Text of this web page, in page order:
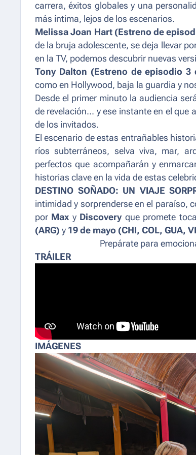
carrera, éxitos globales y una
más íntima, lejos de los escenarios.
Melissa Joan Hart (Estreno de
de la bruja adolescente, se deja llevar
en la TV, podemos descubrir nuevas
Tony Dalton (Estreno de episodio 3
como en Hollywood, baja la guardia y
Desde el primer minuto la audiencia
de revelación... y ese instante en el
de los invitados.
El escenario de estas entrañables
ríos subterráneos, selva viva, mar,
perfectos que acompañarán y
historias clave en la vida de estas
DESTINO SOÑADO: UN VIAJE
intimidad y sorprenderse en el paraíso,
por Max y Discovery que promete
(ARG) y 19 de mayo (CHI, COL, GUA,
Prepárate para
TRÁILER
IMÁGENES